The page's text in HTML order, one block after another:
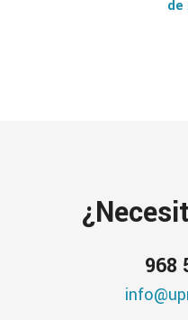
de
968